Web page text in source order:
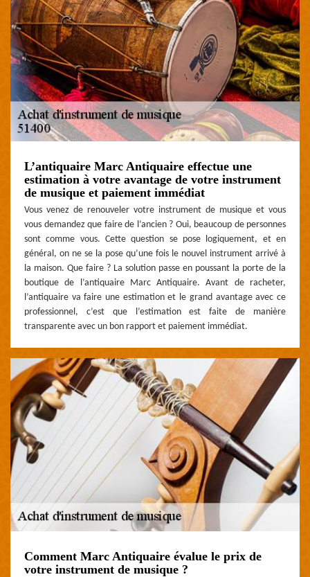
L’antiquaire Marc Antiquaire effectue une
estimation à votre avantage de votre instrument
de musique et paiement immédiat
Vous venez de renouveler votre instrument de musique et vous
vous demandez que faire de l’ancien ? Oui, beaucoup de personnes
sont comme vous. Cette question se pose logiquement, et en
général, on ne se la pose qu’une fois le nouvel instrument arrivé à
la maison. Que faire ? La solution passe en poussant la porte de la
boutique de l’antiquaire Marc Antiquaire. Avant de racheter,
l’antiquaire va faire une estimation et le grand avantage avec ce
professionnel, c’est que l’estimation est faite de manière
transparente avec un bon rapport et paiement immédiat.
Comment Marc Antiquaire évalue le prix de
votre instrument de musique ?